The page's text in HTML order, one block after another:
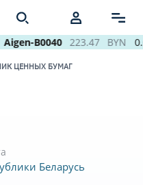
Aigen-B0040 223.47 BYN
ЦЕННЫХ БУМАГ
Беларусь